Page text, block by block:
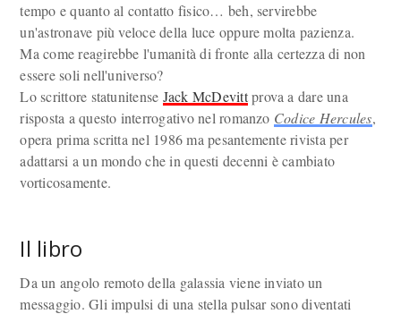
tempo e quanto al contatto fisico… beh, servirebbe
un'astronave più veloce della luce oppure molta pazienza.
Ma come reagirebbe l'umanità di fronte alla certezza di non
essere soli nell'universo?
Lo scrittore statunitense Jack McDevittprova a dare una
risposta a questo interrogativo nel romanzo Codice Hercules,
opera prima scritta nel 1986 ma pesantemente rivista per
adattarsi a un mondo che in questi decenni è cambiato
vorticosamente.
Il libro
Da un angolo remoto della galassia viene inviato un
messaggio. Gli impulsi di una stella pulsar sono diventati